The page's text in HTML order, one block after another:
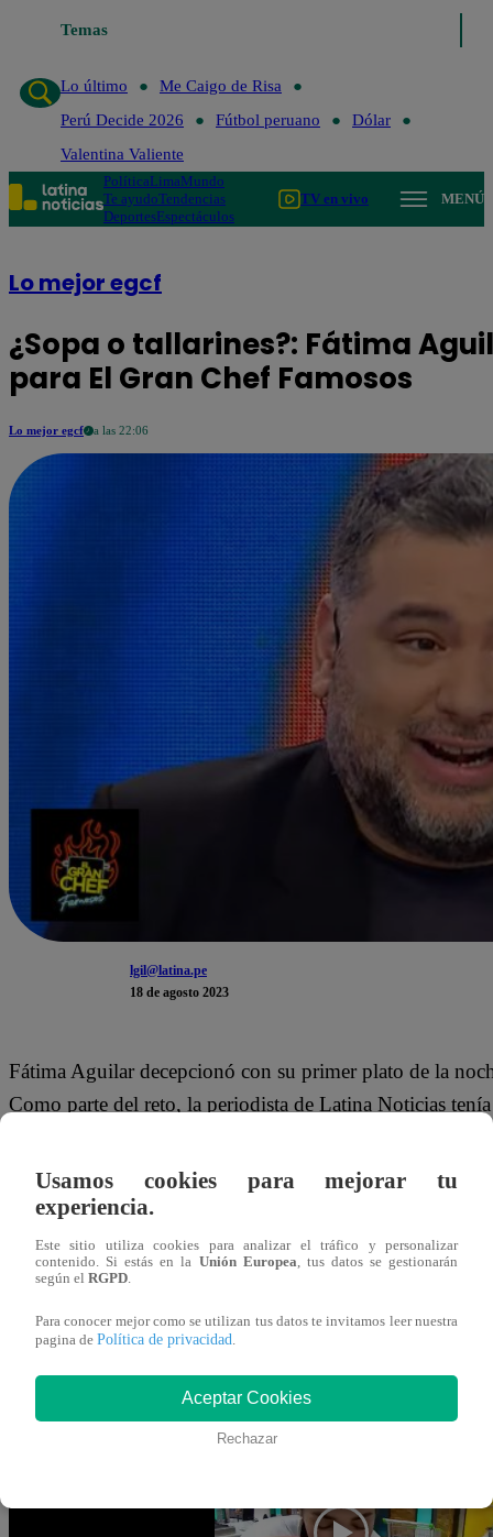
Temas
Lo último
Me Caigo de Risa
Perú Decide 2026
Fútbol peruano
Dólar
Valentina Valiente
PolíticaLimaMundo
Te ayudoTendencias
DeportesEspectáculos
TV en vivo MENÚ
Lo mejor egcf
¿Sopa o tallarines?: Fátima
para El Gran Chef Famosos
Lo mejor egcf a las 22:06
lgil@latina.pe
18 de agosto 2023
Fátima Aguilar decepcionó con su primer plato de la
Como parte del reto, la periodista de Latina Noticias
La próxima piensa en la cantidad de fideos que
cocido, está bien
porque el sabor “ está muy bueno”.
Sin embargo, el más crítico fue el periodista
Famosos”: Leslie Stewart, Armando Machuca, Sirena
Usamos cookies para mejorar tu
experiencia.
Este sitio utiliza cookies para analizar el tráfico y personalizar
contenido. Si estás en la Unión Europea , tus datos se gestionarán
según el RGPD
Para conocer mejor como se utilizan tus datos te invitamos leer nuestra
pagina de Política de privacidad
Aceptar Cookies
Rechazar